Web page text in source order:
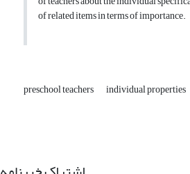
of related items in terms of importance.
preschool teachers individual properties